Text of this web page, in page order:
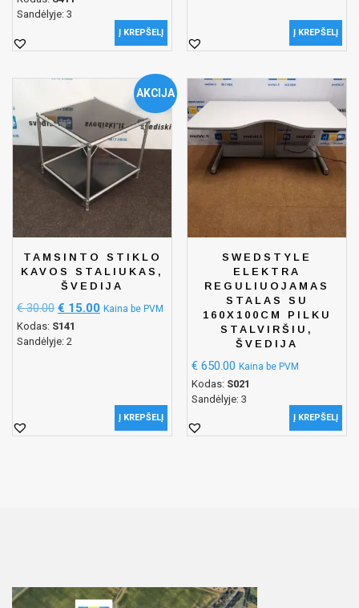
Sandėlyje: 3
Į KREPŠELĮ Į KREPŠELĮ
AKCIJA
TAMSINTO STIKLO
KAVOS STALIUKAS,
ŠVEDIJA
€30.00 € 15.00 Kaina be PVM
Kodas: S141
Sandėlyje: 2
Į KREPŠELĮ
SWEDSTYLE
ELEKTRA
REGULIUOJAMAS
STALAS SU
160X100CM PILKU
STALVIRŠIU,
ŠVEDIJA
€ 650.00 Kaina be PVM
Kodas: S021
Sandėlyje: 3
Į KREPŠELĮ